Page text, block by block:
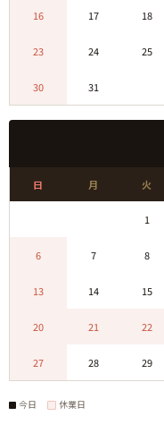
16 17 18
23 24 25
30 31
日 月 火
1
6 7 8
13 14 15
20 21 22
27 28 29
今日 休業日